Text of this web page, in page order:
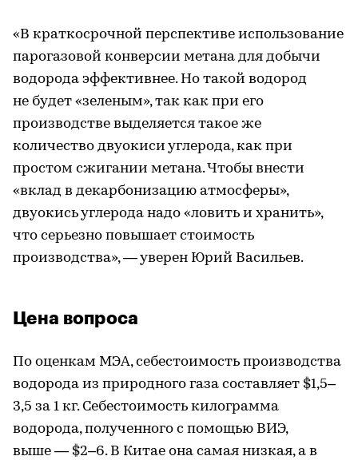
«В краткосрочной перспективе использование
парогазовой конверсии метана для добычи
водорода эффективнее. Но такой водород
не будет «зеленым», так как при его
производстве выделяется такое же
количество двуокиси углерода, как при
простом сжигании метана. Чтобы внести
«вклад в декарбонизацию атмосферы»,
двуокись углерода надо «ловить и хранить»,
что серьезно повышает стоимость
производства», — уверен Юрий Васильев.
Цена вопроса
По оценкам МЭА, себестоимость производства
водорода из природного газа составляет $1,5–
3,5 за 1 кг. Себестоимость килограмма
водорода, полученного с помощью ВИЭ,
выше — $2–6. В Китае она самая низкая, а в